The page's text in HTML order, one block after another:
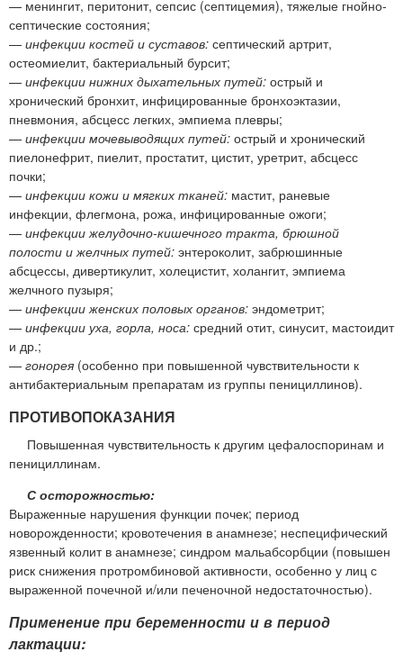
— менингит, перитонит, сепсис (септицемия), тяжелые гнойно-
септические состояния;
— инфекции костей и суставов: септический артрит,
остеомиелит, бактериальный бурсит;
— инфекции нижних дыхательных путей: острый и
хронический бронхит, инфицированные бронхоэктазии,
пневмония, абсцесс легких, эмпиема плевры;
— инфекции мочевыводящих путей: острый и хронический
пиелонефрит, пиелит, простатит, цистит, уретрит, абсцесс
почки;
— инфекции кожи и мягких тканей: мастит, раневые
инфекции, флегмона, рожа, инфицированные ожоги;
— инфекции желудочно-кишечного тракта, брюшной
полости и желчных путей: энтероколит, забрюшинные
абсцессы, дивертикулит, холецистит, холангит, эмпиема
желчного пузыря;
— инфекции женских половых органов: эндометрит;
— инфекции уха, горла, носа: средний отит, синусит, мастоидит
и др.;
— гонорея (особенно при повышенной чувствительности к
антибактериальным препаратам из группы пенициллинов).
ПРОТИВОПОКАЗАНИЯ
Повышенная чувствительность к другим цефалоспоринам и
пенициллинам.
С осторожностью:
Выраженные нарушения функции почек; период
новорожденности; кровотечения в анамнезе; неспецифический
язвенный колит в анамнезе; синдром мальабсорбции (повышен
риск снижения протромбиновой активности, особенно у лиц с
выраженной почечной и/или печеночной недостаточностью).
Применение при беременности и в период
лактации: